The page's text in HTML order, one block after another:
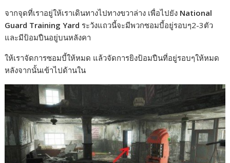
จากจุดที่เราอยู่ให้เราเดินทางไปทางขวาล่าง เพื่อไปยัง National
Guard Training Yard ระวังแถวนี้จะมีพวกซอมบี้อยู่รอบๆ2-3ตัว
และมีป้อมปืนอยู่บนหลังคา
ให้เราจัดการซอมบี้ให้หมด แล้วจัดการยิงป้อมปืนที่อยู่รอบๆให้หมด
หลังจากนั้นเข้าไปด้านใน